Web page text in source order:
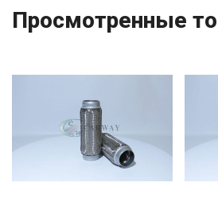
Просмотренные